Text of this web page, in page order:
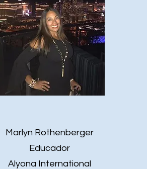
Marlyn Rothenberger
Educador
Alyona International